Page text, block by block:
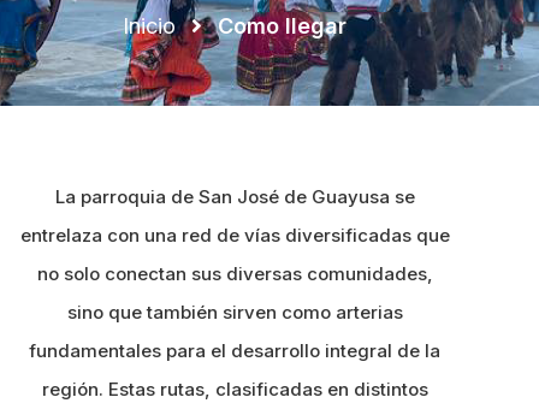
Inicio Como llegar
La parroquia de San José de Guayusa se
entrelaza con una red de vías diversificadas que
no solo conectan sus diversas comunidades,
sino que también sirven como arterias
fundamentales para el desarrollo integral de la
región. Estas rutas, clasificadas en distintos